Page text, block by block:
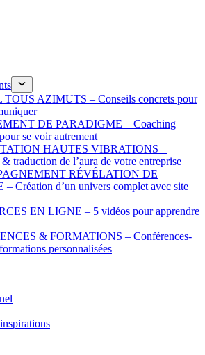
TOUS AZIMUTS – Conseils concrets pour
DE PARADIGME – Coaching
se voir autrement
HAUTES VIBRATIONS –
traduction de l’aura de votre entreprise
RÉVÉLATION DE
Création d’un univers complet avec site
EN LIGNE – 5 vidéos pour apprendre
& FORMATIONS – Conférences-
personnalisées